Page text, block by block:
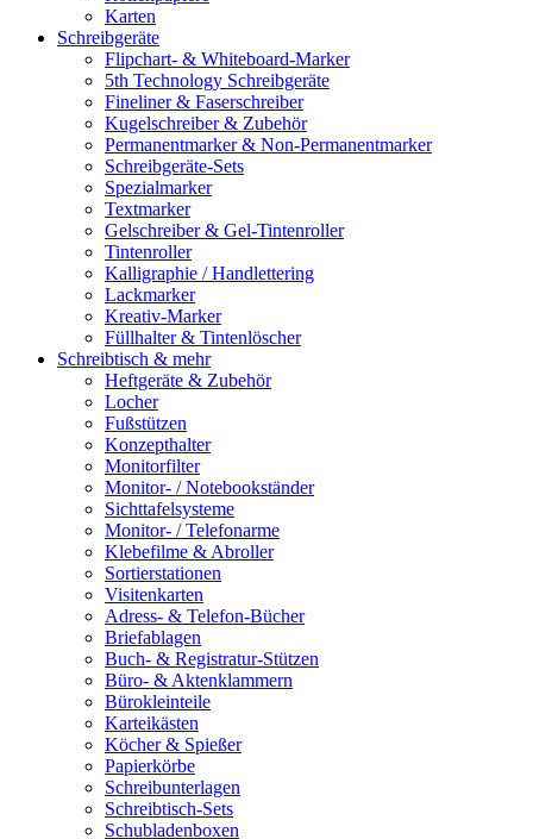
Karten
Schreibgeräte
Flipchart- & Whiteboard-Marker
5th Technology Schreibgeräte
Fineliner & Faserschreiber
Kugelschreiber & Zubehör
Permanentmarker & Non-Permanentmarker
Schreibgeräte-Sets
Spezialmarker
Textmarker
Gelschreiber & Gel-Tintenroller
Tintenroller
Kalligraphie / Handlettering
Lackmarker
Kreativ-Marker
Füllhalter & Tintenlöscher
Schreibtisch & mehr
Heftgeräte & Zubehör
Locher
Fußstützen
Konzepthalter
Monitorfilter
Monitor- / Notebookständer
Sichttafelsysteme
Monitor- / Telefonarme
Klebefilme & Abroller
Sortierstationen
Visitenkarten
Adress- & Telefon-Bücher
Briefablagen
Buch- & Registratur-Stützen
Büro- & Aktenklammern
Bürokleinteile
Karteikästen
Köcher & Spießer
Papierkörbe
Schreibunterlagen
Schreibtisch-Sets
Schubladenboxen